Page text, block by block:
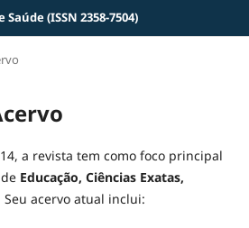
(ISSN 2358-7504)
a revista tem como foco principal
Educação, Ciências Exatas,
Seu acervo atual inclui: